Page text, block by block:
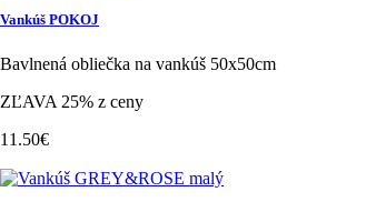
Vankúš POKOJ
Bavlnená obliečka na vankúš 50x50cm
ZĽAVA 25% z ceny
11.50€